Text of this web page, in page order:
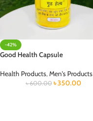
-42%
Good Health Capsule
Health Products,Men's Products
৳600.00 ৳350.00